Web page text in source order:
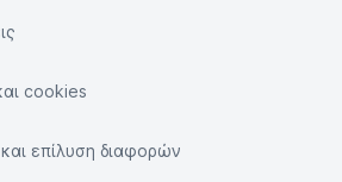
cookies
επίλυση διαφορών